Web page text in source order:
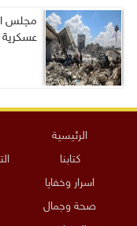
مجلس
عسكرية
الرئيسية
كتابنا
اسرار وخفايا
صحة وجمال